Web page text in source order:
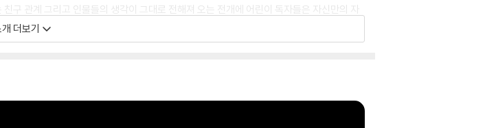
구 관계 그리고 인물들의 생각이 그대로 전해져 오는 전개에 어린이 독자들은 자신만의 자
더보기